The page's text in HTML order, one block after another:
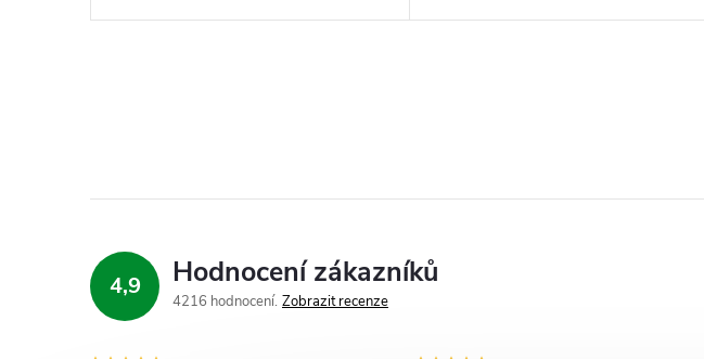
4,9 Hodnocení zákazníků
4216 hodnocení Zobrazit recenze